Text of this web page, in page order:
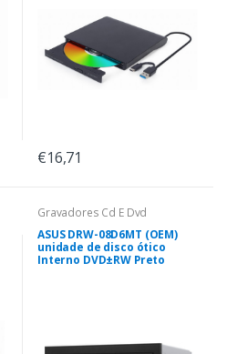
€16,71
Gravadores Cd E Dvd
ASUS DRW-08D6MT (OEM)
unidade de disco ótico
Interno DVD±RW Preto